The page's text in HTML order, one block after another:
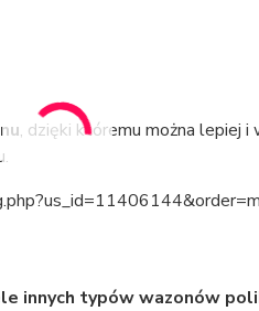
, dzięki któremu można lepiej i
innych typów wazonów